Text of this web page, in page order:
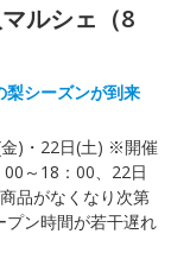
ルシェ（8
梨シーズンが到来
)・22日(土) ※開催
～18：00、22日
品がなくなり次第
プン時間が若干遅れ